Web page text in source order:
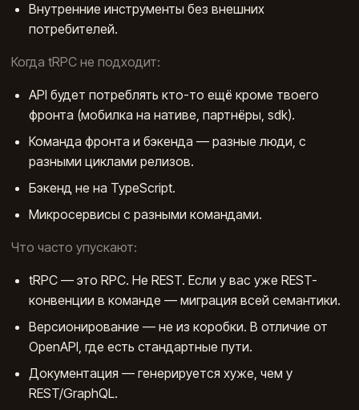
Внутренние инструменты без внешних
потребителей.
Когда tRPC не подходит:
API будет потреблять кто-то ещё кроме твоего
фронта (мобилка на нативе, партнёры, sdk).
Команда фронта и бэкенда — разные люди, с
разными циклами релизов.
Бэкенд не на TypeScript.
Микросервисы с разными командами.
Что часто упускают:
tRPC — это RPC. Не REST. Если у вас уже REST-
конвенции в команде — миграция всей семантики.
Версионирование — не из коробки. В отличие от
OpenAPI, где есть стандартные пути.
Документация — генерируется хуже, чем у
REST/GraphQL.